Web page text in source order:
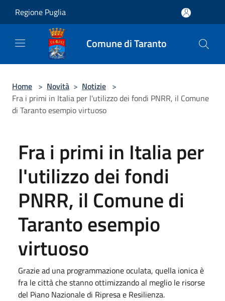
Regione Puglia
Comune di Taranto
Home > Novità > Notizie >
Fra i primi in Italia per l'utilizzo dei fondi PNRR, il Comune
di Taranto esempio virtuoso
Fra i primi in Italia per
l'utilizzo dei fondi
PNRR, il Comune di
Taranto esempio
virtuoso
Grazie ad una programmazione oculata, quella ionica è
fra le città che stanno ottimizzando al meglio le risorse
del Piano Nazionale di Ripresa e Resilienza.